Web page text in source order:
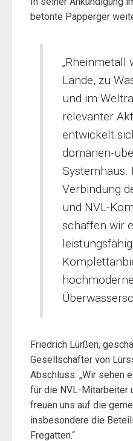
betonte Papperger
„Rheinmetall
Lande, zu
und im
relevanter
entwickelt
domänen-
Systemhaus.
Verbindung
und NVL-
schaffen wir
hochmoderne
Friedrich Lürßen,
Gesellschafter von
Abschluss: „Wir sehen
für die NVL-Mitarbeiter
freuen uns auf die
insbesondere die
Fregatten.“